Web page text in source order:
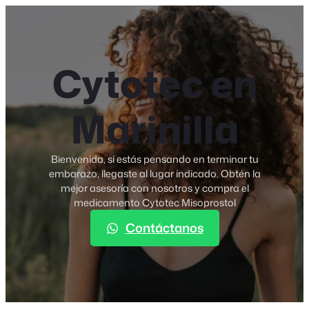
Cytotec Colombia
Cytotec en
Marinilla
Bienvenida, si estás pensando en terminar tu
embarazo, llegaste al lugar indicado. Obtén la
mejor asesoría con nosotros y compra el
medicamento Cytotec Misoprostol
Contáctanos